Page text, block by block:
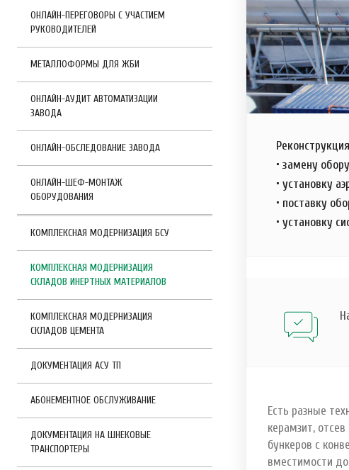
• замену
• установку
• поставку
• установку
Есть разные
керамзит,
бункеров с
вместимости
ОНЛАЙН-ПЕРЕГОВОРЫ С УЧАСТИЕМ
РУКОВОДИТЕЛЕЙ
МЕТАЛЛОФОРМЫ ДЛЯ ЖБИ
ОНЛАЙН-АУДИТ АВТОМАТИЗАЦИИ
ЗАВОДА
ОНЛАЙН-ОБСЛЕДОВАНИЕ ЗАВОДА
ОНЛАЙН-ШЕФ-МОНТАЖ
ОБОРУДОВАНИЯ
КОМПЛЕКСНАЯ МОДЕРНИЗАЦИЯ БСУ
КОМПЛЕКСНАЯ МОДЕРНИЗАЦИЯ
СКЛАДОВ ИНЕРТНЫХ МАТЕРИАЛОВ
КОМПЛЕКСНАЯ МОДЕРНИЗАЦИЯ
СКЛАДОВ ЦЕМЕНТА
ДОКУМЕНТАЦИЯ АСУ ТП
АБОНЕМЕНТНОЕ ОБСЛУЖИВАНИЕ
ДОКУМЕНТАЦИЯ НА ШНЕКОВЫЕ
ТРАНСПОРТЕРЫ